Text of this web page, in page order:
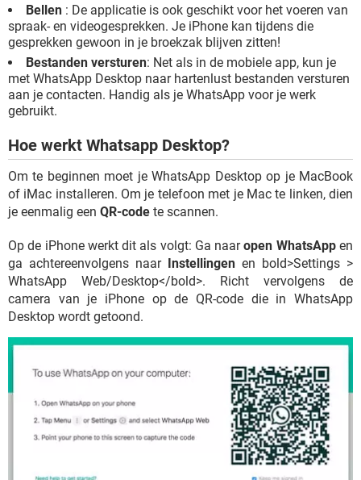
Bellen : De applicatie is ook geschikt voor het voeren van
spraak- en videogesprekken. Je iPhone kan tijdens die
gesprekken gewoon in je broekzak blijven zitten!
Bestanden versturen: Net als in de mobiele app, kun je
met WhatsApp Desktop naar hartenlust bestanden versturen
aan je contacten. Handig als je WhatsApp voor je werk
gebruikt.
Hoe werkt Whatsapp Desktop?
Om te beginnen moet je WhatsApp Desktop op je MacBook
of iMac installeren. Om je telefoon met je Mac te linken, dien
je eenmalig een QR-code te scannen.
Op de iPhone werkt dit als volgt: Ga naaropen WhatsAppen
ga achtereenvolgens naar
Instellingen en bold>Settings >
WhatsApp Web/Desktop</bold>. Richt vervolgens de
camera van je iPhone op de QR-code die in WhatsApp
Desktop wordt getoond.